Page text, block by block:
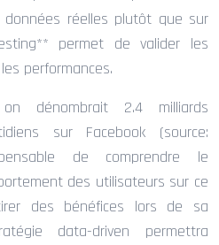
réelles plutôt que sur
permet de valider les
performances.
dénombrait 2.4 milliards
sur Facebook (source:
de comprendre le
des utilisateurs sur ce
des bénéfices lors de sa
data-driven permettra